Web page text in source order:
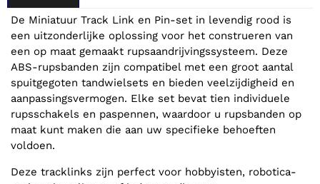
De Miniatuur Track Link en Pin-set in levendig rood is
een uitzonderlijke oplossing voor het construeren van
een op maat gemaakt rupsaandrijvingssysteem. Deze
ABS-rupsbanden zijn compatibel met een groot aantal
spuitgegoten tandwielsets en bieden veelzijdigheid en
aanpassingsvermogen. Elke set bevat tien individuele
rupsschakels en paspennen, waardoor u rupsbanden op
maat kunt maken die aan uw specifieke behoeften
voldoen.
Deze tracklinks zijn perfect voor hobbyisten, robotica-